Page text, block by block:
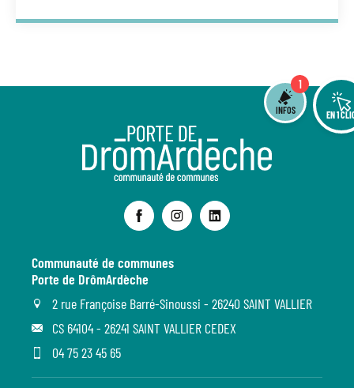
Communauté de communes
Porte de DrômArdèche
2 rue Françoise Barré-Sinoussi - 26240 SAINT VALLIER
CS 64104 - 26241 SAINT VALLIER CEDEX
04 75 23 45 65
1
INFOS EN 1